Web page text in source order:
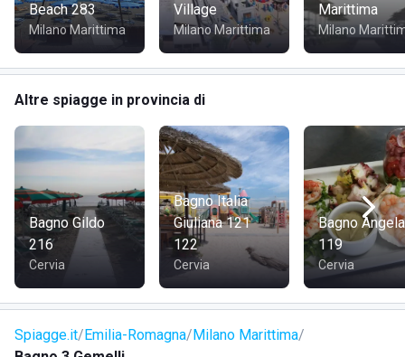
Beach 283
Milano Marittima
Village
Milano Marittima
Marittima
Milano
Altre spiagge in provincia di
Bagno Gildo
216
Cervia
Bagno Italia
Giuliana 121
122
Cervia
Bagno Angela
119
Cervia
Spiagge.it Emilia-Romagna Milano Marittima